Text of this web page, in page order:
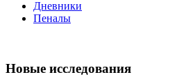
Дневники
Пеналы
Новые исследования